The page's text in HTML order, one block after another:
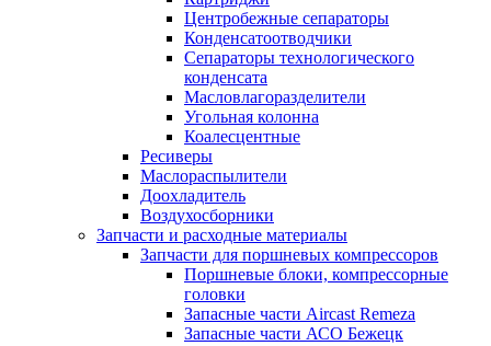
Центробежные сепараторы
Конденсатоотводчики
Сепараторы технологического
конденсата
Масловлагоразделители
Угольная колонна
Коалесцентные
Ресиверы
Маслораспылители
Доохладитель
Воздухосборники
Запчасти и расходные материалы
Запчасти для поршневых компрессоров
Поршневые блоки, компрессорные
головки
Запасные части Aircast Remeza
Запасные части АСО Бежецк